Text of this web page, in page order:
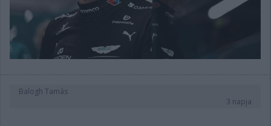
Balogh Tamás
3 napja